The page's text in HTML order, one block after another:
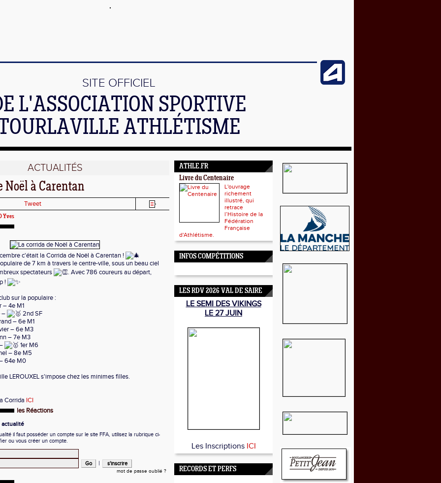
SITE OFFICIEL
L'ASSOCIATION SPORTIVE
ATHLÉTISME
ACTUALITÉS
Noël à Carentan
Tweet
Yves
c'était la Corrida de Noël à Carentan !
de 7 km à travers le centre-ville, sous un beau ciel
spectateurs
. Avec 786 coureurs au départ,
!
sur la populaire :
– 4e M1
–
2nd SF
– 6e M1
– 6e M3
– 7e M3
1er M6
– 8e M5
64e M0
LEROUXEL s'impose chez les minimes filles.
Corrida ICI
les Réactions
actualité
il faut posséder un compte sur le site FFA, utilisez la rubrique ci-
ou vous créer un compte.
|
mot de passe oublié ?
ATHLE.FR
Livre du Centenaire
L'ouvrage
richement
illustré, qui
retrace
l’Histoire de la
Fédération
Française
d'Athlétisme.
INFOS COMPÉTITIONS
LES RDV 2026 VAL DE SAIRE
LE SEMI DES VIKINGS
LE 27 JUIN
Les Inscriptions ICI
RECORDS ET PERFS